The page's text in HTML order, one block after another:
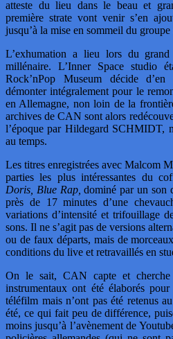
atteste du lieu dans le beau et
première strate vont venir s’en
jusqu’à la mise en sommeil du groupe
L’exhumation a lieu lors du grand
millénaire. L’Inner Space studio
Rock’nPop Museum décide
démonter intégralement pour le
en Allemagne, non loin de la
archives de CAN sont alors
l’époque par Hildegard SCHMIDT,
au temps.
Les titres enregistrées avec Malcom
parties les plus intéressantes du
Doris, Blue Rap, dominé par un son
près de 17 minutes d’une
variations d’intensité et trifouillage
sons. Il ne s’agit pas de versions
ou de faux départs, mais de
conditions du live et retravaillés en
On le sait, CAN capte et cherche
instrumentaux ont été élaborés
téléfilm mais n’ont pas été retenus
été, ce qui fait peu de différence,
moins jusqu’à l’avènement de